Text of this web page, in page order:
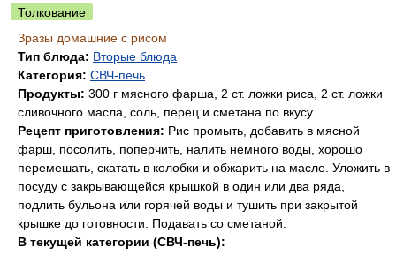
Толкование
Зразы домашние с рисом
Тип блюда: Вторые блюда
Категория: СВЧ-печь
Продукты: 300 г мясного фарша, 2 ст. ложки риса, 2 ст. ложки
сливочного масла, соль, перец и сметана по вкусу.
Рецепт приготовления: Рис промыть, добавить в мясной
фарш, посолить, поперчить, налить немного воды, хорошо
перемешать, скатать в колобки и обжарить на масле. Уложить в
посуду с закрывающейся крышкой в один или два ряда,
подлить бульона или горячей воды и тушить при закрытой
крышке до готовности. Подавать со сметаной.
В текущей категории (СВЧ-печь):